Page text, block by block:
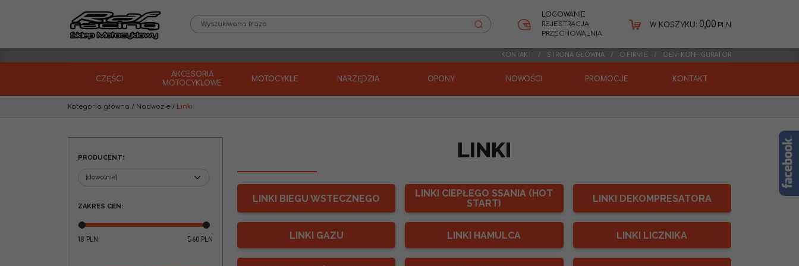
LOGOWANIE
REJESTRACJA
PRZECHOWALNIA
W KOSZYKU: 0,00 PLN
KONTAKT STRONA GŁÓWNA O FIRMIE OEM KONFIGURATOR
CZĘŚCI
AKCESORIA
MOTOCYKLOWE
MOTOCYKLE NARZĘDZIA OPONY NOWOŚCI PROMOCJE KONTAKT
Kategoria główna / Nadwozie / Linki
LINKI
LINKI BIEGU WSTECZNEGO
LINKI CIEPŁEGO SSANIA (HOT
START)
LINKI DEKOMPRESATORA
LINKI GAZU LINKI HAMULCA LINKI LICZNIKA
PRODUCENT:
ZAKRES CEN:
18 PLN 560 PLN